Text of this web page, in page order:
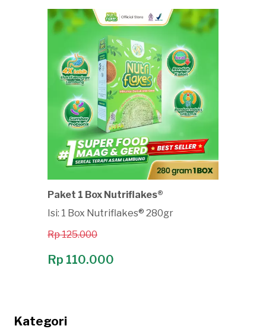
Paket 1 Box Nutriflakes®
Isi: 1 Box Nutriflakes® 280gr
Rp 125.000
Rp 110.000
Kategori